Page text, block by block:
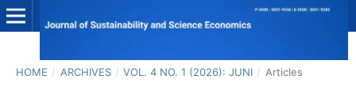
HOME / ARCHIVES / VOL. 4 NO. 1 (2026): JUNI / Articles